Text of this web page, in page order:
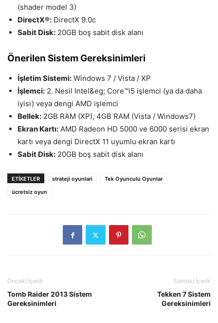
(shader model 3)
DirectX®: DirectX 9.0c
Sabit Disk: 20GB boş sabit disk alanı
Önerilen Sistem Gereksinimleri
İşletim Sistemi: Windows 7 / Vista / XP
İşlemci: 2. Nesil Intel&eg; Core™i5 işlemci (ya da daha
iyisi) veya dengi AMD işlemci
Bellek: 2GB RAM (XP), 4GB RAM (Vista / Windows7)
Ekran Kartı: AMD Radeon HD 5000 ve 6000 serisi ekran
kartı veya dengi DirectX 11 uyumlu ekran kartı
Sabit Disk: 20GB boş sabit disk alanı
ETIKETLER strateji oyunlari
Tek Oyunculu Oyunlar
ücretsiz oyun
Önceki İçerik
Tomb Raider 2013 Sistem
Gereksinimleri
Sonraki İçerik
Tekken 7 Sistem
Gereksinimleri